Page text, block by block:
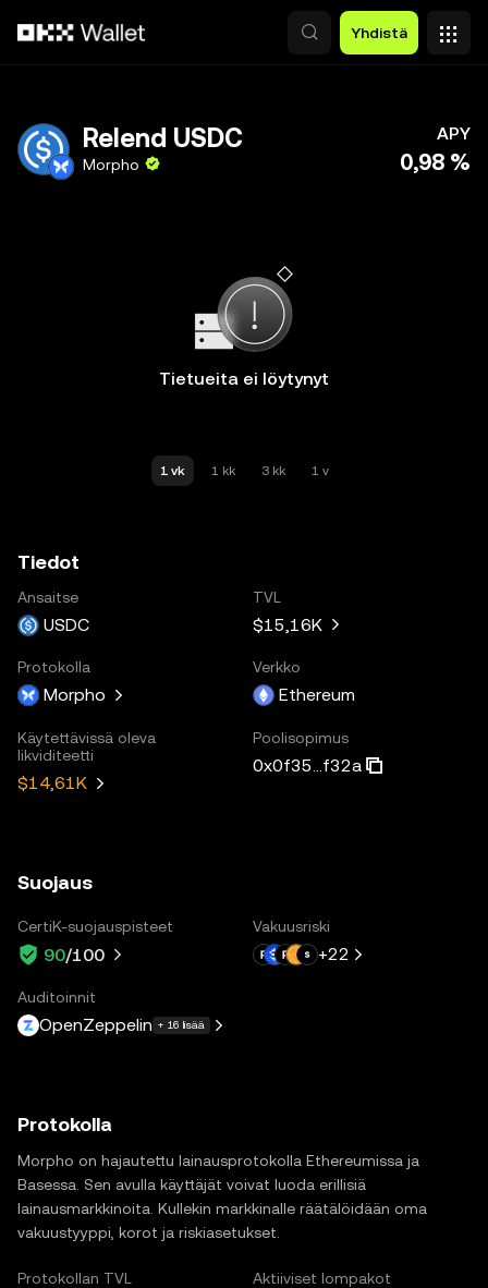
Yhdistä
Relend USDC
Morpho
APY
0,98 %
Tietueita ei löytynyt
1 vk 1 kk 3 kk 1 v
Tiedot
Ansaitse
USDC
TVL
$15,16K
Protokolla
Morpho
Verkko
Ethereum
Käytettävissä oleva
likviditeetti
$14,61K
Poolisopimus
0x0f35...f32a
Suojaus
CertiK-suojauspisteet
90/100
Vakuusriski
+22
Auditoinnit
OpenZeppelin + 16 lisää
Protokolla
Morpho on hajautettu lainausprotokolla Ethereumissa ja
Basessa. Sen avulla käyttäjät voivat luoda erillisiä
lainausmarkkinoita. Kullekin markkinalle räätälöidään oma
vakuustyyppi, korot ja riskiasetukset.
Protokollan TVL Aktiiviset lompakot